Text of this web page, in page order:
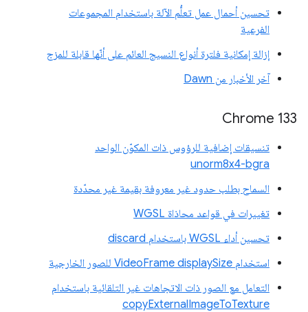
تحسين أحمال عمل تعلُّم الآلة باستخدام المجموعات
الفرعية
إزالة إمكانية فلترة أنواع النسيج العائم على أنّها قابلة للمزج
آخر الأخبار من Dawn
‫Chrome 133
تنسيقات إضافية للرؤوس ذات المكوّن الواحد
unorm8x4-bgra
السماح بطلب حدود غير معروفة بقيمة غير محدّدة
تغييرات في قواعد محاذاة WGSL
تحسين أداء WGSL باستخدام discard
استخدام VideoFrame displaySize للصور الخارجية
التعامل مع الصور ذات الاتجاهات غير التلقائية باستخدام
copyExternalImageToTexture